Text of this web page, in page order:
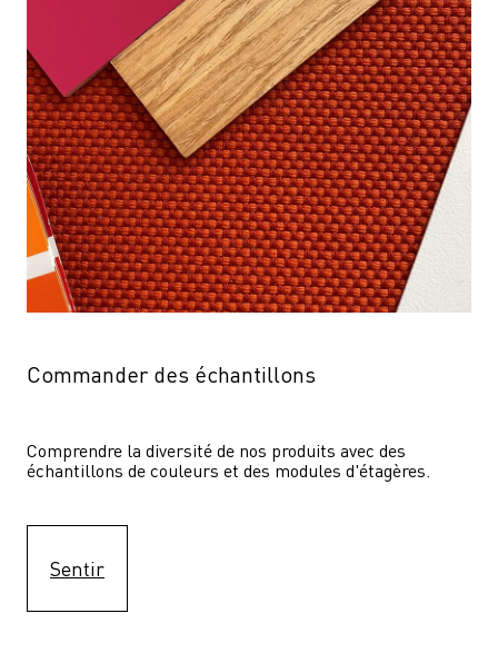
Commander des échantillons
Comprendre la diversité de nos produits avec des
échantillons de couleurs et des modules d'étagères.
Sentir